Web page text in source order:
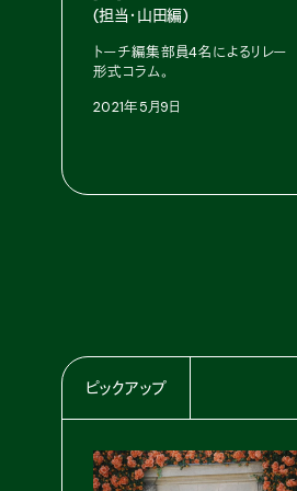
(担当・山田編)
トーチ編集部員4名によるリレー
形式コラム。
2021年5月9日
ピックアップ